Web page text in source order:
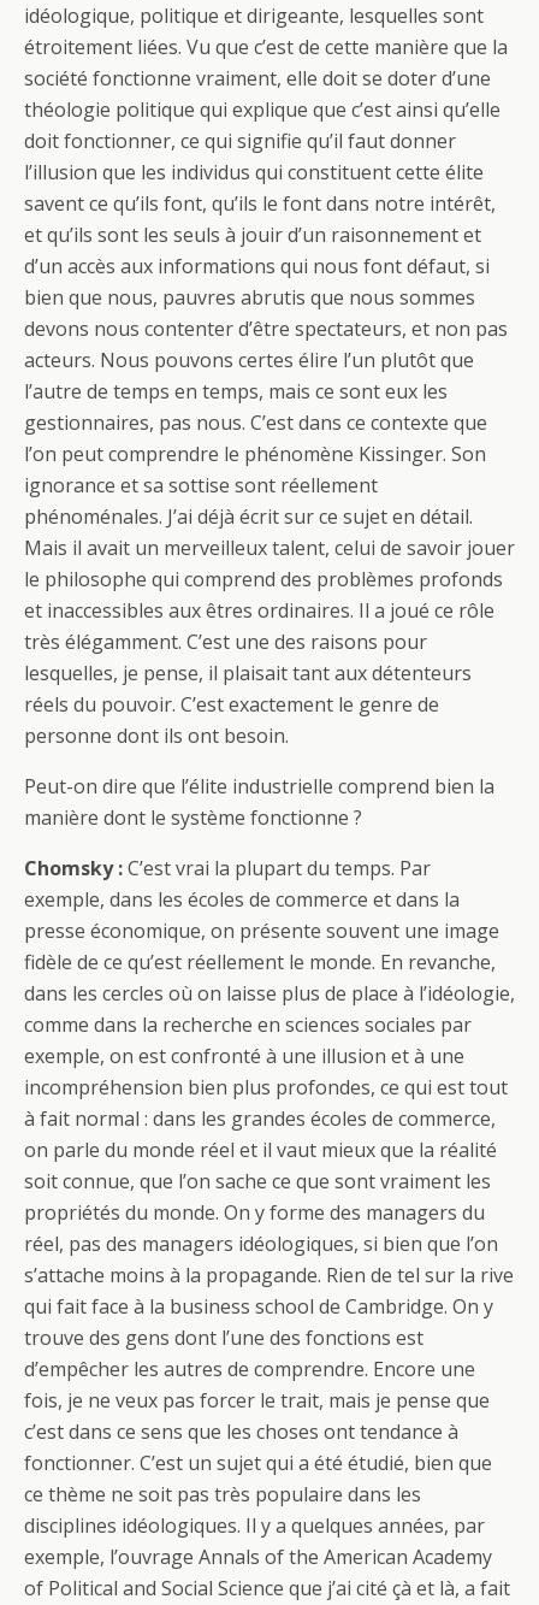
idéologique, politique et dirigeante, lesquelles sont
étroitement liées. Vu que c’est de cette manière que la
société fonctionne vraiment, elle doit se doter d’une
théologie politique qui explique que c’est ainsi qu’elle
doit fonctionner, ce qui signifie qu’il faut donner
l’illusion que les individus qui constituent cette élite
savent ce qu’ils font, qu’ils le font dans notre intérêt,
et qu’ils sont les seuls à jouir d’un raisonnement et
d’un accès aux informations qui nous font défaut, si
bien que nous, pauvres abrutis que nous sommes
devons nous contenter d’être spectateurs, et non pas
acteurs. Nous pouvons certes élire l’un plutôt que
l’autre de temps en temps, mais ce sont eux les
gestionnaires, pas nous. C’est dans ce contexte que
l’on peut comprendre le phénomène Kissinger. Son
ignorance et sa sottise sont réellement
phénoménales. J’ai déjà écrit sur ce sujet en détail.
Mais il avait un merveilleux talent, celui de savoir jouer
le philosophe qui comprend des problèmes profonds
et inaccessibles aux êtres ordinaires. Il a joué ce rôle
très élégamment. C’est une des raisons pour
lesquelles, je pense, il plaisait tant aux détenteurs
réels du pouvoir. C’est exactement le genre de
personne dont ils ont besoin.
Peut-on dire que l’élite industrielle comprend bien la
manière dont le système fonctionne ?
Chomsky :C’est vrai la plupart du temps. Par
exemple, dans les écoles de commerce et dans la
presse économique, on présente souvent une image
fidèle de ce qu’est réellement le monde. En revanche,
dans les cercles où on laisse plus de place à l’idéologie,
comme dans la recherche en sciences sociales par
exemple, on est confronté à une illusion et à une
incompréhension bien plus profondes, ce qui est tout
à fait normal : dans les grandes écoles de commerce,
on parle du monde réel et il vaut mieux que la réalité
soit connue, que l’on sache ce que sont vraiment les
propriétés du monde. On y forme des managers du
réel, pas des managers idéologiques, si bien que l’on
s’attache moins à la propagande. Rien de tel sur la rive
qui fait face à la business school de Cambridge. On y
trouve des gens dont l’une des fonctions est
d’empêcher les autres de comprendre. Encore une
fois, je ne veux pas forcer le trait, mais je pense que
c’est dans ce sens que les choses ont tendance à
fonctionner. C’est un sujet qui a été étudié, bien que
ce thème ne soit pas très populaire dans les
disciplines idéologiques. Il y a quelques années, par
exemple, l’ouvrage Annals of the American Academy
of Political and Social Science que j’ai cité çà et là, a fait